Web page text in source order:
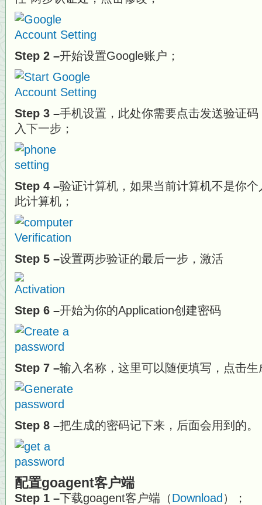
Step 2 –开始设置Google账户；
Step 3 –手机设置，此处你需要点击发送验证
入下一步；
Step 4 –验证计算机，如果当前计算机不是你
此计算机；
Step 5 –设置两步验证的最后一步，激活
Step 6 –开始为你的Application创建密码
Step 7 –输入名称，这里可以随便填写，点击
Step 8 –把生成的密码记下来，后面会用到的。
配置goagent客户端
Step 1 –下载goagent客户端（Download ）；